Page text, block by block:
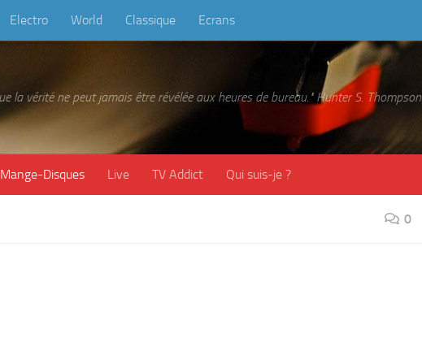
Electro World Classique Ecrans
la vérité ne peut jamais être révélée aux heures de bureau." Hunter S. Thompson
Mange-Disques Live TV Addict Qui suis-je ?
0